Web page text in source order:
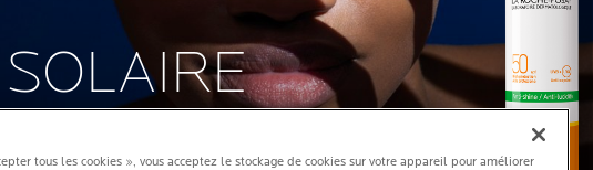
tous les cookies », vous acceptez le stockage de cookies sur votre appareil pour améliorer